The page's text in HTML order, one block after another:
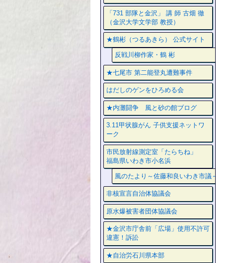
「731 部隊と金沢」 講 師 古畑 徹
（金沢大学文学部 教授）
★鶴彬（つるあきら） 公式サイト
反戦川柳作家・鶴 彬
★七尾市 第二能登丸遭難事件
はだしのゲンをひろめる会
★内灘闘争 風と砂の館ブログ
3.11甲状腺がん 子供支援ネットワ
ーク
市民放射線測定室「たらちね」
福島県いわき市小名浜
風のたより～佐藤和良いわき市議～
非核宣言自治体協議会
原水爆被害者団体協議会
★金沢市庁舎前「広場」使用不許可
違憲！訴訟
★自治労石川県本部